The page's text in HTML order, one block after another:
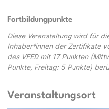
Fortbildungpunkte
Diese Veranstaltung wird für
Inhaber*innen der Zertifikate
des VFED mit 17 Punkten
Punkte, Freitag: 5 Punkte)
Veranstaltungsort